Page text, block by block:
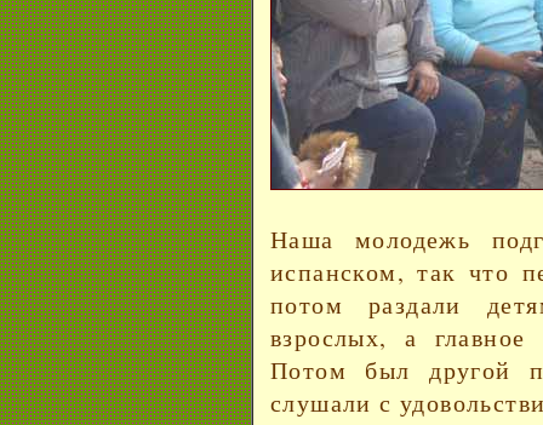
Наша молодежь
испанском, так что
потом раздали
взрослых, а
Потом был другой
слушали с